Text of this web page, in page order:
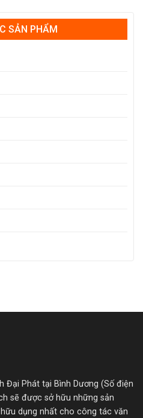
SẢN PHẨM
Đại Phát tại Bình Dương (Số điện
sẽ được sở hữu những sản
dụng nhất cho công tác văn